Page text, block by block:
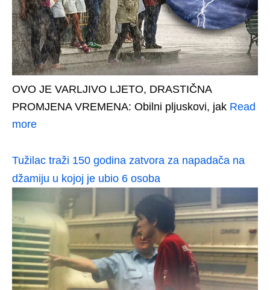
OVO JE VARLJIVO LJETO, DRASTIČNA
PROMJENA VREMENA: Obilni pljuskovi, jak Read
more
Tužilac traži 150 godina zatvora za napadača na
džamiju u kojoj je ubio 6 osoba